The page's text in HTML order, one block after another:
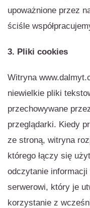
upoważnione przez
ściśle
3. Pliki cookies
Witryna
niewielkie pliki
przechowywane
przeglądarki. Kiedy
ze stroną, witryna
którego łączy się
odczytanie
serwerowi, który je
korzystanie z